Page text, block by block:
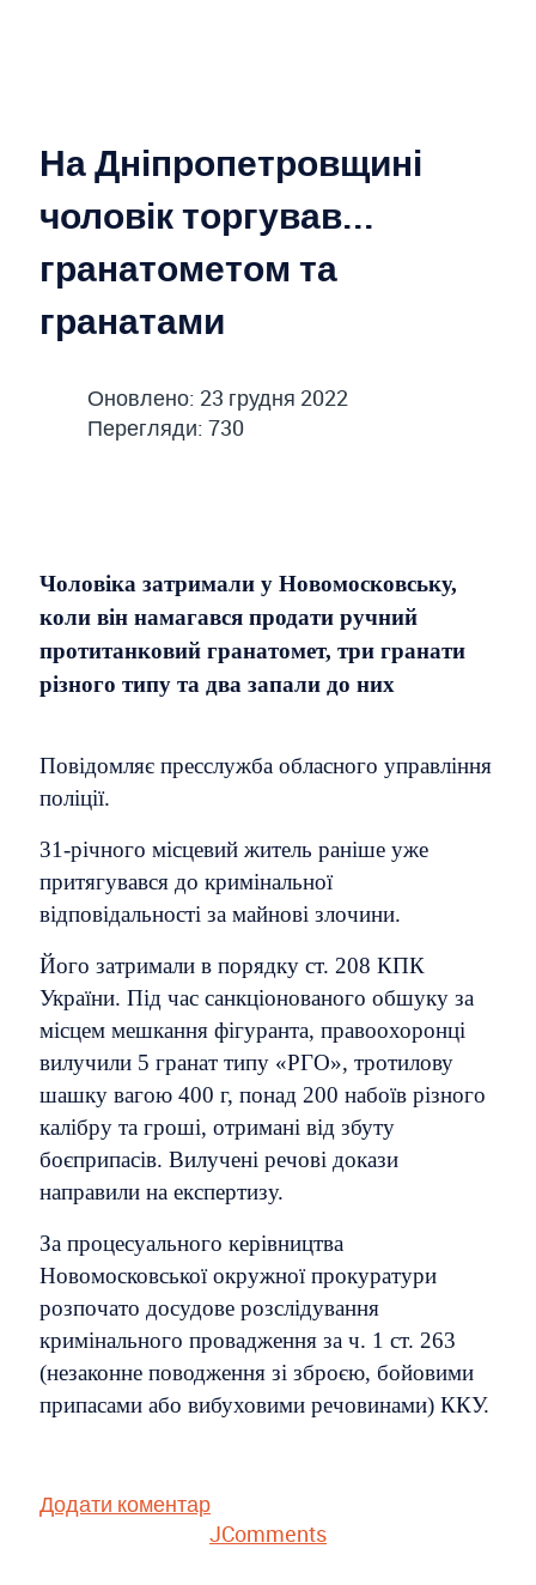
На Дніпропетровщині
чоловік торгував...
гранатометом та
гранатами
Оновлено: 23 грудня 2022
Перегляди: 730
Чоловіка затримали у Новомосковську,
коли він намагався продати ручний
протитанковий гранатомет, три гранати
різного типу та два запали до них
Повідомляє пресслужба обласного управління
поліції.
31-річного місцевий житель раніше уже
притягувався до кримінальної
відповідальності за майнові злочини.
Його затримали в порядку ст. 208 КПК
України. Під час санкціонованого обшуку за
місцем мешкання фігуранта, правоохоронці
вилучили 5 гранат типу «РГО», тротилову
шашку вагою 400 г, понад 200 набоїв різного
калібру та гроші, отримані від збуту
боєприпасів. Вилучені речові докази
направили на експертизу.
За процесуального керівництва
Новомосковської окружної прокуратури
розпочато досудове розслідування
кримінального провадження за ч. 1 ст. 263
(незаконне поводження зі зброєю, бойовими
припасами або вибуховими речовинами) ККУ.
Додати коментар
JComments